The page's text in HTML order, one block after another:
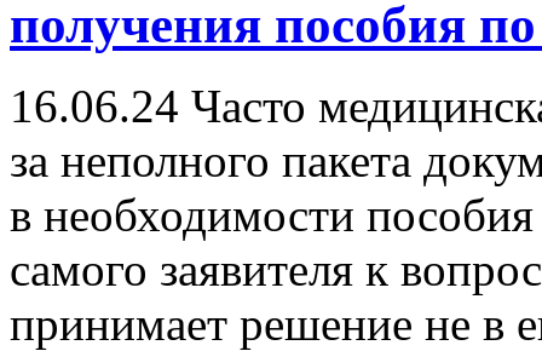
получения пособия
16.06.24 Часто
за неполного пакета
в необходимости
самого заявителя к
принимает решение не в